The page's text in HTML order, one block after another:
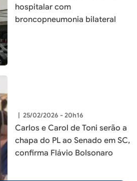
hospitalar com
broncopneumonia bilateral
| 25/02/2026 - 20h16
Carlos e Carol de Toni serão a
chapa do PL ao Senado em SC,
confirma Flávio Bolsonaro